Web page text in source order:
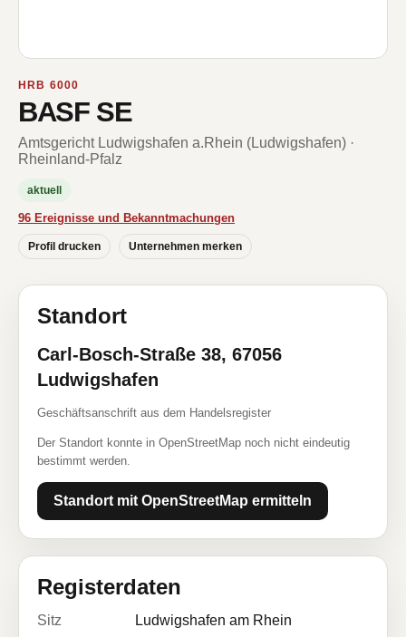
HRB 6000
BASF SE
Amtsgericht Ludwigshafen a.Rhein (Ludwigshafen) ·
Rheinland-Pfalz
aktuell
96 Ereignisse und Bekanntmachungen
Profil drucken Unternehmen merken
Standort
Carl-Bosch-Straße 38, 67056
Ludwigshafen
Geschäftsanschrift aus dem Handelsregister
Der Standort konnte in OpenStreetMap noch nicht eindeutig
bestimmt werden.
Standort mit OpenStreetMap ermitteln
Registerdaten
Sitz
Ludwigshafen am Rhein